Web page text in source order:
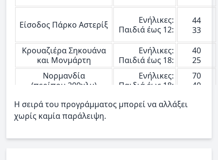
Είσοδος Πάρκο Αστερίξ
Ενήλικες:
Παιδιά έως 12:
44
33
Κρουαζιέρα Σηκουάνα
και Μονμάρτη
Ενήλικες:
Παιδιά έως 18:
40
25
Νορμανδία
(περίπου 200χλμ)
Ενήλικες:
Παιδιά έως 18:
70
40
Moulin Rouge
(με τη μεταφορά)
Ενήλικες:
Παιδιά έως 10:
Ενήλικες:
65
Η σειρά του προγράμματος μπορεί να αλλάξει
χωρίς καμία παράλειψη.